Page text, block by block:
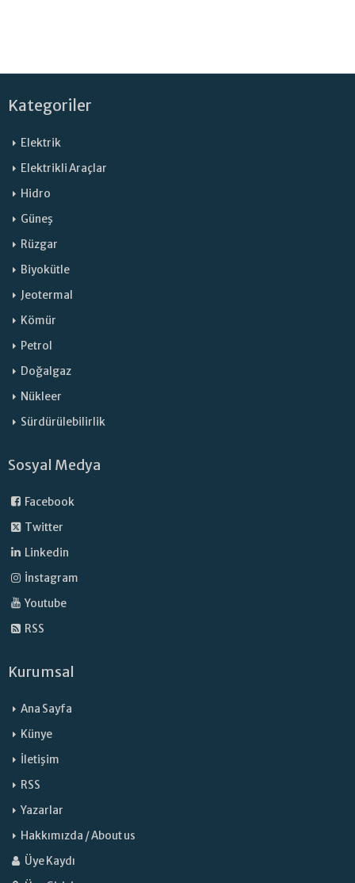
Kategoriler
Elektrik
Elektrikli Araçlar
Hidro
Güneş
Rüzgar
Biyokütle
Jeotermal
Kömür
Petrol
Doğalgaz
Nükleer
Sürdürülebilirlik
Sosyal Medya
Facebook
Twitter
Linkedin
İnstagram
Youtube
RSS
Kurumsal
Ana Sayfa
Künye
İletişim
RSS
Yazarlar
Hakkımızda / About us
Üye Kaydı